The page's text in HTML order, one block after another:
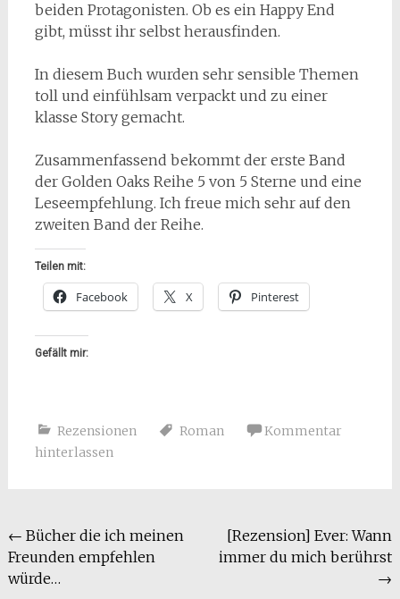
beiden Protagonisten. Ob es ein Happy End
gibt, müsst ihr selbst herausfinden.
In diesem Buch wurden sehr sensible Themen
toll und einfühlsam verpackt und zu einer
klasse Story gemacht.
Zusammenfassend bekommt der erste Band
der Golden Oaks Reihe 5 von 5 Sterne und eine
Leseempfehlung. Ich freue mich sehr auf den
zweiten Band der Reihe.
Teilen mit:
Facebook X Pinterest
Gefällt mir:
Rezensionen Roman
Kommentar
hinterlassen
Beitragsnavigation
← Bücher die ich meinen
Freunden empfehlen
würde…
[Rezension] Ever: Wann
immer du mich berührst
→